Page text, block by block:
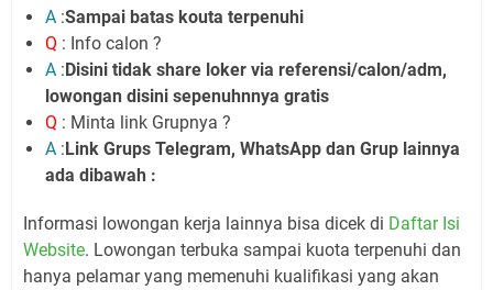
A :Sampai batas kouta terpenuhi
Q : Info calon ?
A : Disini tidak share loker via referensi/calon/adm,
lowongan disini sepenuhnnya gratis
Q : Minta link Grupnya ?
A : Link Grups Telegram, WhatsApp dan Grup lainnya
ada dibawah :
Informasi lowongan kerja lainnya bisa dicek di Daftar Isi
Website. Lowongan terbuka sampai kuota terpenuhi dan
hanya pelamar yang memenuhi kualifikasi yang akan